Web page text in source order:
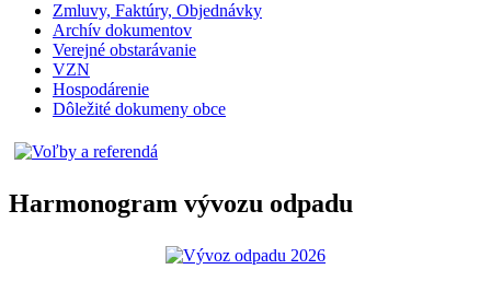
Zmluvy, Faktúry, Objednávky
Archív dokumentov
Verejné obstarávanie
VZN
Hospodárenie
Dôležité dokumeny obce
Harmonogram vývozu odpadu